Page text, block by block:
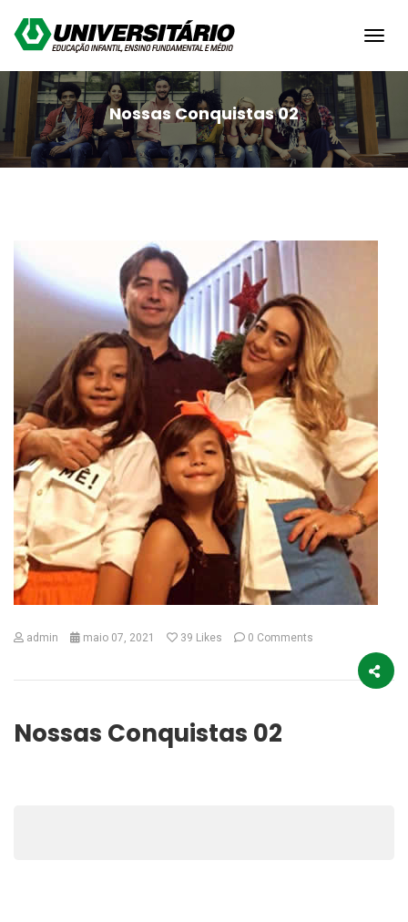
Nossas Conquistas 02
admin maio 07, 2021 39 Likes 0 Comments
Nossas Conquistas 02